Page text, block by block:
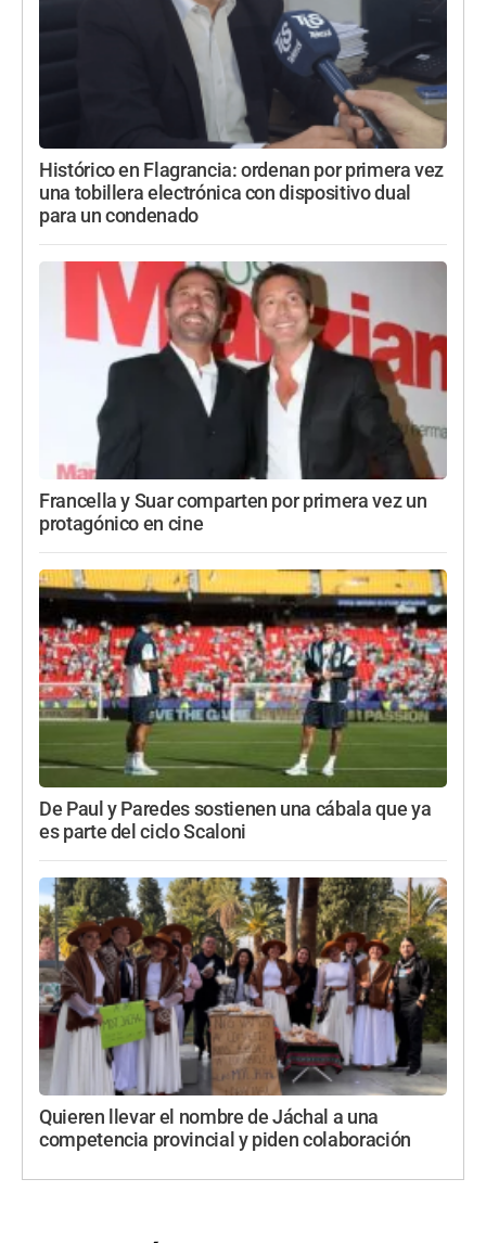
Histórico en Flagrancia: ordenan por primera vez
una tobillera electrónica con dispositivo dual
para un condenado
Francella y Suar comparten por primera vez un
protagónico en cine
De Paul y Paredes sostienen una cábala que ya
es parte del ciclo Scaloni
Quieren llevar el nombre de Jáchal a una
competencia provincial y piden colaboración